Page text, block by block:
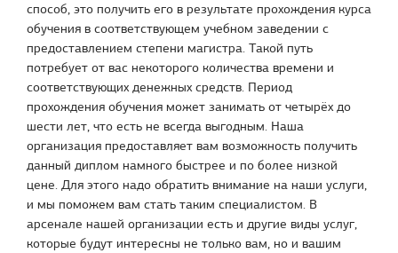
способ, это получить его в результате прохождения курса
обучения в соответствующем учебном заведении с
предоставлением степени магистра. Такой путь
потребует от вас некоторого количества времени и
соответствующих денежных средств. Период
прохождения обучения может занимать от четырёх до
шести лет, что есть не всегда выгодным. Наша
организация предоставляет вам возможность получить
данный диплом намного быстрее и по более низкой
цене. Для этого надо обратить внимание на наши услуги,
и мы поможем вам стать таким специалистом. В
арсенале нашей организации есть и другие виды услуг,
которые будут интересны не только вам, но и вашим